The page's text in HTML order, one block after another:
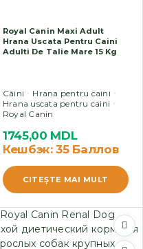
Royal Canin Maxi Adult
Hrana Uscata Pentru Caini
Adulti De Talie Mare 15 Kg
Câini
Hrana pentru caini
Hrana uscata pentru caini
Royal Canin
1745,00 MDL
Кешбэк:35 Баллов
CITEŞTE MAI MULT